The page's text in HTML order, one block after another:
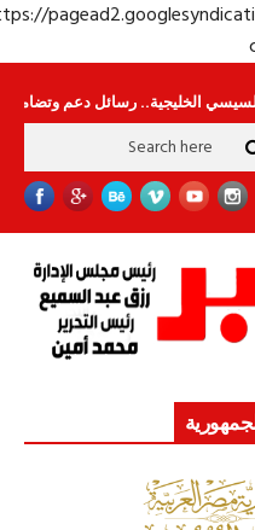
https://
رسائل دعم وتضامن للأشقاء